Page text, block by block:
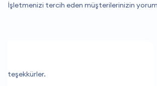
İşletmenizi tercih eden müşterilerinizin
Çalışanlar çok bilgili ve yardımsever.